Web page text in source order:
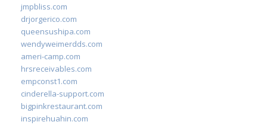
jmpbliss.com
drjorgerico.com
queensushipa.com
wendyweimerdds.com
ameri-camp.com
hrsreceivables.com
empconst1.com
cinderella-support.com
bigpinkrestaurant.com
inspirehuahin.com